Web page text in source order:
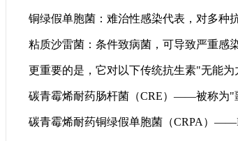
铜绿假单胞菌：难治性感染代表，对多种
粘质沙雷菌：条件致病菌，可导致严重感
更重要的是，它对以下传统抗生素"无能为
碳青霉烯耐药肠杆菌（CRE）——被称为"
碳青霉烯耐药铜绿假单胞菌（CRPA）